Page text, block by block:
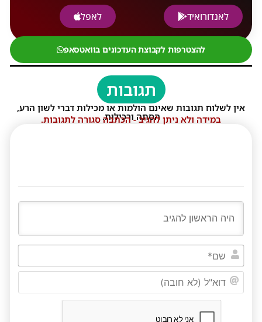
לאנדורואיד
לאפל
להצטרפות לקבוצת העדכונים בוואטסאפ
תגובות
אין לשלוח תגובות שאינם הולמות או מכילות דברי לשון הרע,
הסתה ורכילות.
במידה ולא ניתן להגיב - הכתבה סגורה לתגובות.
שם*